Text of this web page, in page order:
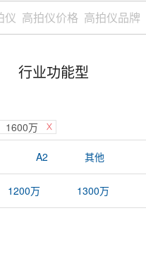
行业功能型
1600万
A2 其他
1200万 1300万